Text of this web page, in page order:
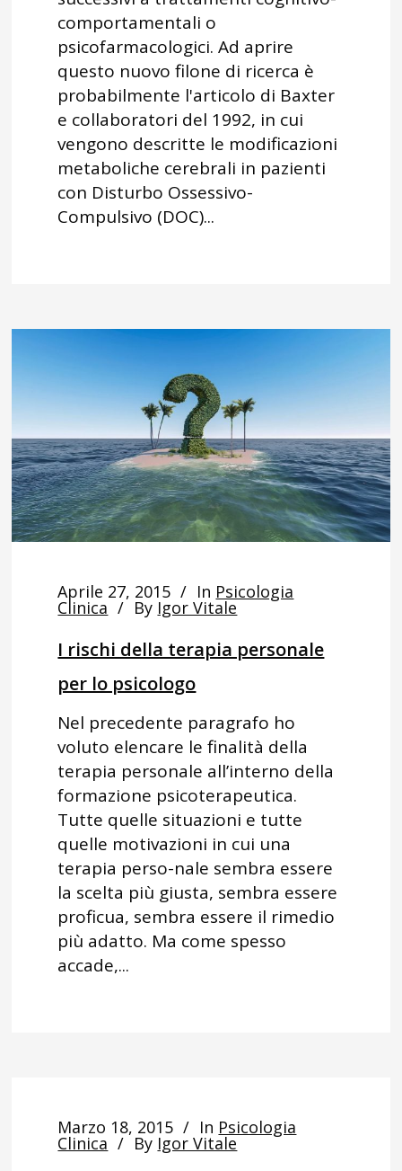
comportamentali o
psicofarmacologici. Ad aprire
questo nuovo filone di ricerca è
probabilmente l'articolo di Baxter
e collaboratori del 1992, in cui
vengono descritte le modificazioni
metaboliche cerebrali in pazienti
con Disturbo Ossessivo-
Compulsivo (DOC)...
Aprile 27, 2015 In Psicologia
Clinica By Igor Vitale
I rischi della terapia personale
per lo psicologo
Nel precedente paragrafo ho
voluto elencare le finalità della
terapia personale all’interno della
formazione psicoterapeutica.
Tutte quelle situazioni e tutte
quelle motivazioni in cui una
terapia perso-nale sembra essere
la scelta più giusta, sembra essere
proficua, sembra essere il rimedio
più adatto. Ma come spesso
accade,...
Marzo 18, 2015 In Psicologia
Clinica By Igor Vitale